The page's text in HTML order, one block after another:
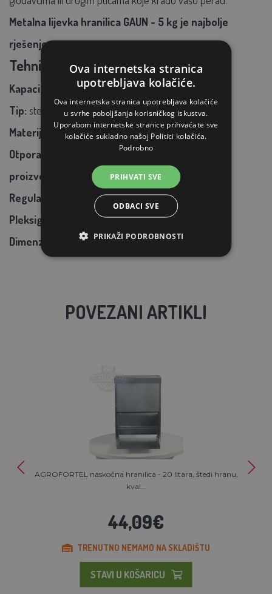
Metalna lijevka hranilica GAUN - 5 kg je najbolje
rješenje.
Tehnički parametri:
Kapacitet:
5 kilograma
Tip: step-on
Materijal:
robusna metalna konstrukcija
Otporan na oštećenja i jamči dug vijek trajanja
proizvoda
Regulacija
sile potrebne za otvaranje vrata
Pleksiglas za pregled stočne hrane
Dimenzije:
25 x 42 x 34 cm (D x Š x V)
POVEZANI ARTIKLI
AGROFORTEL naskočna hranilica - 20 litara, štedi hranu,
kval...
44,09€
TRENUTNO NEMAMO NA SKLADIŠTU
STAVI U KOŠARICU
Ova internetska stranica
upotrebljava kolačiće.
Ova internetska stranica upotrebljava kolačiće
u svrhe poboljšanja korisničkog iskustva.
Uporabom internetske stranice prihvaćate sve
kolačiće sukladno našoj Politici kolačića.
Podrobno
PRIHVATI SVE
ODBACI SVE
PRIKAŽI PODROBNOSTI